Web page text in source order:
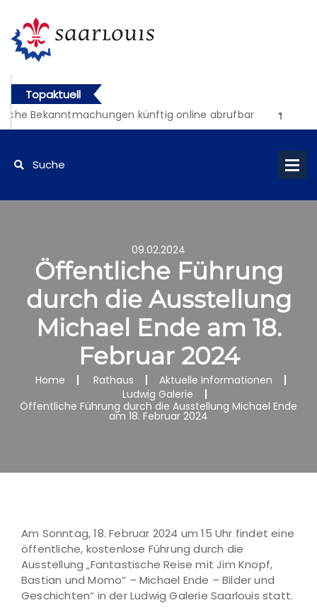
Topaktuell
Bekanntmachungen künftig online abrufbar
09.02.2024
Öffentliche Führung
durch die Ausstellung
Michael Ende am 18.
Februar 2024
Home Rathaus
Aktuelle Informationen
Ludwig Galerie
Öffentliche Führung durch die Ausstellung Michael Ende
am 18. Februar 2024
Am Sonntag, 18. Februar 2024 um 15 Uhr findet eine
öffentliche, kostenlose Führung durch die
Ausstellung „Fantastische Reise mit Jim Knopf,
Bastian und Momo“ – Michael Ende – Bilder und
Geschichten“ in der Ludwig Galerie Saarlouis statt.